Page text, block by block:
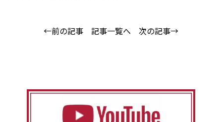
←前の記事 記事一覧へ 次の記事→